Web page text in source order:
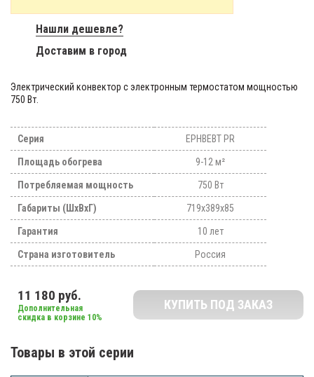
Нашли дешевле?
Доставим в город
Электрический конвектор с электронным термостатом мощностью
750 Вт.
Серия EPHBEBT PR
Площадь обогрева 9-12 м²
Потребляемая мощность 750 Вт
Габариты (ШхВхГ) 719x389x85
Гарантия 10 лет
Страна изготовитель Россия
11 180 руб.
Дополнительная
скидка в корзине 10%
КУПИТЬ ПОД ЗАКАЗ
Товары в этой серии